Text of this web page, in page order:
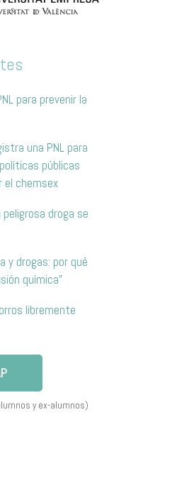
para prevenir la
una PNL para
públicas
el chemsex
peligrosa droga se
y drogas: por qué
química”
libremente
y ex-alumnos)